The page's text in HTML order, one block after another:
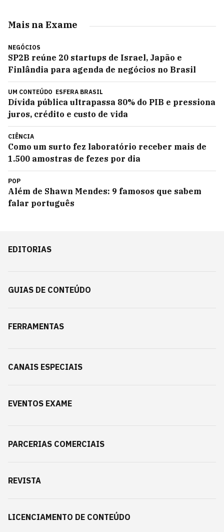
Mais na Exame
NEGÓCIOS
SP2B reúne 20 startups de Israel, Japão e
Finlândia para agenda de negócios no Brasil
UM CONTEÚDO ESFERA BRASIL
Dívida pública ultrapassa 80% do PIB e pressiona
juros, crédito e custo de vida
CIÊNCIA
Como um surto fez laboratório receber mais de
1.500 amostras de fezes por dia
POP
Além de Shawn Mendes: 9 famosos que sabem
falar português
EDITORIAS
GUIAS DE CONTEÚDO
FERRAMENTAS
CANAIS ESPECIAIS
EVENTOS EXAME
PARCERIAS COMERCIAIS
REVISTA
LICENCIAMENTO DE CONTEÚDO